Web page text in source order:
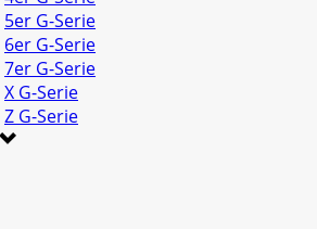
5er G-Serie
6er G-Serie
7er G-Serie
X G-Serie
Z G-Serie